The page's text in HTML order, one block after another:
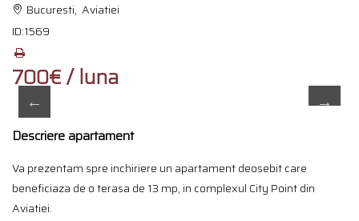
Bucuresti, Aviatiei
ID:1569
700€ / luna
Descriere apartament
Va prezentam spre inchiriere un apartament deosebit care
beneficiaza de o terasa de 13 mp, in complexul City Point din
Aviatiei.